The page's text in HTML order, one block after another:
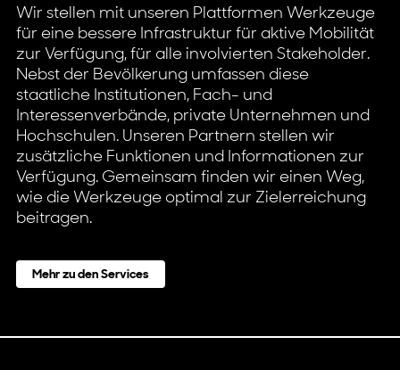
Wir stellen mit unseren Plattformen Werkzeuge
für eine bessere Infrastruktur für aktive Mobilität
zur Verfügung, für alle involvierten Stakeholder.
Nebst der Bevölkerung umfassen diese
staatliche Institutionen, Fach- und
Interessenverbände, private Unternehmen und
Hochschulen. Unseren Partnern stellen wir
zusätzliche Funktionen und Informationen zur
Verfügung. Gemeinsam finden wir einen Weg,
wie die Werkzeuge optimal zur Zielerreichung
beitragen.
Mehr zu den Services